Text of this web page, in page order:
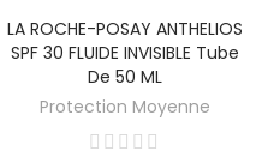
LA ROCHE-POSAY ANTHELIOS
SPF 30 FLUIDE INVISIBLE Tube
De 50 ML
Protection Moyenne